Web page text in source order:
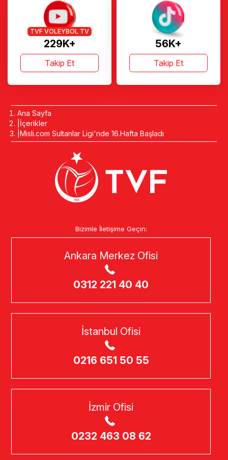
229K+
TVF VOLEYBOL TV
Takip Et
56K+
Takip Et
Ana Sayfa
İçerikler
Misli.com Sultanlar Ligi'nde 16.Hafta Başladı
Bizimle İletişime Geçin:
Ankara Merkez Ofisi
0312 221 40 40
İstanbul Ofisi
0216 651 50 55
İzmir Ofisi
0232 463 08 62